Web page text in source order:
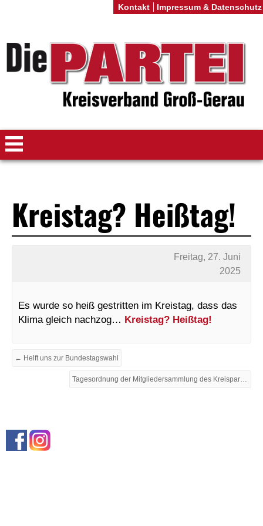
Kreistag? Heißtag!
Freitag, 27. Juni
2025
Es wurde so heiß gestritten im Kreistag, dass das
Klima gleich nachzog… Kreistag? Heißtag!
← Helft uns zur Bundestagswahl
Kontakt Impressum & Datenschutz